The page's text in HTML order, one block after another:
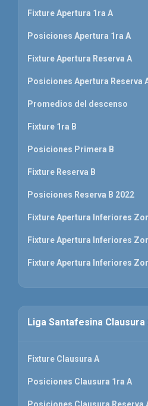
Fixture Apertura 1ra A
Posiciones Apertura 1ra A
Fixture Apertura Reserva A
Posiciones Apertura Reserva
Promedios del descenso
Fixture 1ra B
Posiciones Primera B
Fixture Reserva B
Posiciones Reserva B 2022
Fixture Apertura Inferiores
Fixture Apertura Inferiores
Fixture Apertura Inferiores
Liga Santafesina Clausura
Fixture Clausura A
Posiciones Clausura 1ra A